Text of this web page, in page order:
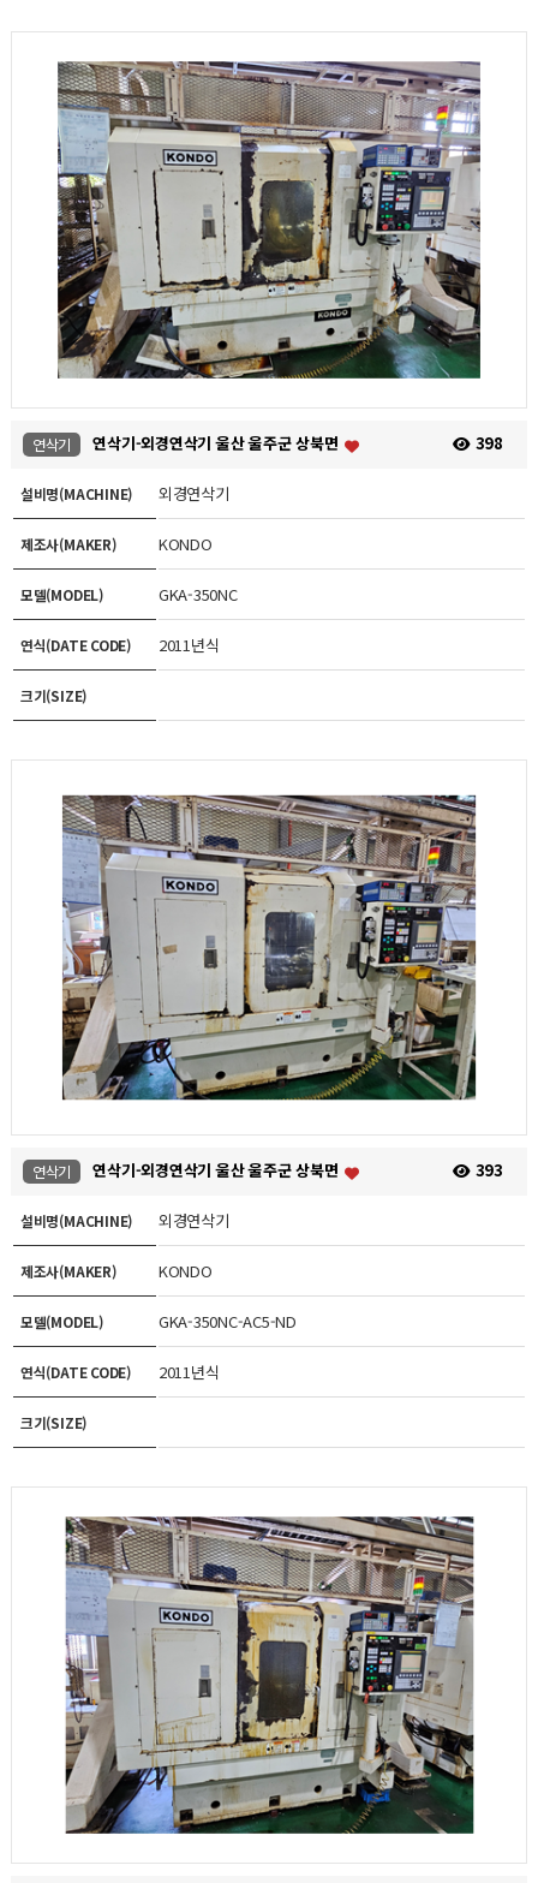
연삭기 연삭기-외경연삭기 울산 울주군 상북면 398
설비명(MACHINE) 외경연삭기
제조사(MAKER) KONDO
모델(MODEL) GKA-350NC
연식(DATE CODE) 2011년식
크기(SIZE)
연삭기 연삭기-외경연삭기 울산 울주군 상북면 393
설비명(MACHINE) 외경연삭기
제조사(MAKER) KONDO
모델(MODEL) GKA-350NC-AC5-ND
연식(DATE CODE) 2011년식
크기(SIZE)